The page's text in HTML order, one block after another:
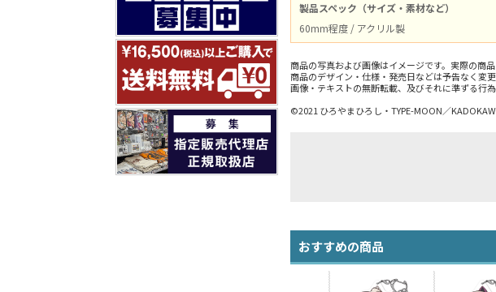
製品スペック（サイズ・素材など）
60mm程度 / アクリル製
商品の写真および画像はイメージです。実際の商品
商品のデザイン・仕様・発売日などは予告なく変更
画像・テキストの無断転載、及びそれに準ずる行為
©2021 ひろやまひろし・TYPE-MOON／
おすすめの商品